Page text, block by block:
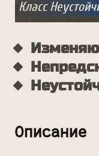
Класс
Описание